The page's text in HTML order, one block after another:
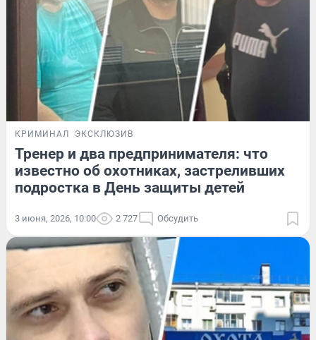
КРИМИНАЛ ЭКСКЛЮЗИВ
Тренер и два предпринимателя: что
известно об охотниках, застреливших
подростка в День защиты детей
3 июня, 2026, 10:00 2 727 Обсудить